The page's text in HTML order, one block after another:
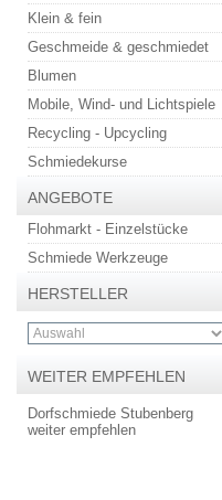
Klein & fein
Geschmeide & geschmiedet
Blumen
Mobile, Wind- und Lichtspiele
Recycling - Upcycling
Schmiedekurse
ANGEBOTE
Flohmarkt - Einzelstücke
Schmiede Werkzeuge
HERSTELLER
WEITER EMPFEHLEN
Dorfschmiede Stubenberg
weiter empfehlen